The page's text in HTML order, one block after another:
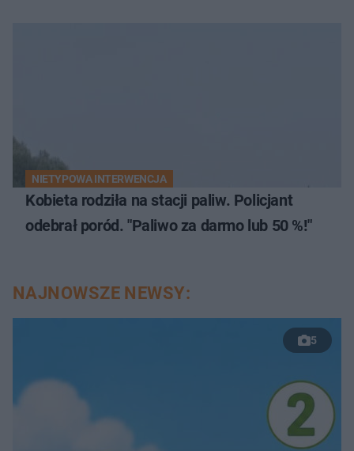
NIETYPOWA INTERWENCJA
Kobieta rodziła na stacji paliw. Policjant
odebrał poród. "Paliwo za darmo lub 50 %!"
NAJNOWSZE NEWSY:
5